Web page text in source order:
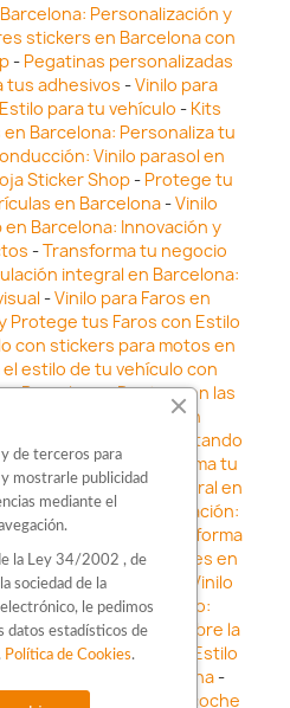
Personalización y
stickers en Barcelona con
- Pegatinas personalizadas
tus adhesivos -Vinilo para
para tu vehículo - Kits
Barcelona: Personaliza tu
Vinilo parasol en
Sticker Shop- Protege tu
en Barcelona-Vinilo
Barcelona: Innovación y
-Transforma tu negocio
integral en Barcelona:
-Vinilo para Faros en
Protege tus Faros con Estilo
con stickers para motos en
estilo de tu vehículo con
Barcelona-Destaca en las
stickers para coches en
en Barcelona: Resaltando
Automóvil- Transforma tu
rotulación integral en
en Personalización:
en Barcelona
Transforma
adhesivos para coches en
tu vehículo con estilo: Vinilo
-Destaca con Estilo:
en Barcelona -Descubre la
en Barcelona
Estilo
para motos en Barcelona-
Adhesivos para coche
de terceros para
mostrarle publicidad
mediante el
la Ley 34/2002 , de
sociedad de la
le pedimos
datos estadísticos de
Política de Cookies.